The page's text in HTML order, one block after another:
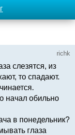
richk
слезятся, из
то спадают.
начал обильно
в понедельник?
глаза